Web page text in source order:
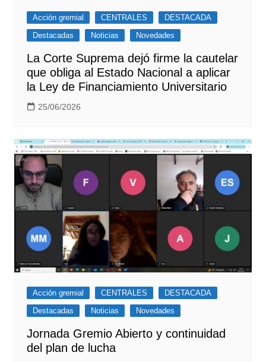
Acción gremial CENTRALES
DESTACADA
Destacadas
Noticias Novedades
La Corte Suprema dejó firme la cautelar
que obliga al Estado Nacional a aplicar
la Ley de Financiamiento Universitario
25/06/2026
Acción gremial CENTRALES
DESTACADA
Destacadas
Noticias Novedades
Jornada Gremio Abierto y continuidad
del plan de lucha